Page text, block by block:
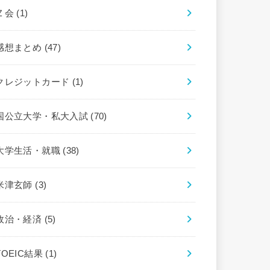
会 (1)
想まとめ (47)
レジットカード (1)
公立大学・私大入試 (70)
学生活・就職 (38)
津玄師 (3)
治・経済 (5)
結果 (1)